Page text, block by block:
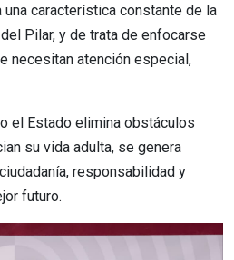
característica constante de la
Pilar, y de trata de enfocarse
necesitan atención especial,
el Estado elimina obstáculos
su vida adulta, se genera
responsabilidad y
futuro.